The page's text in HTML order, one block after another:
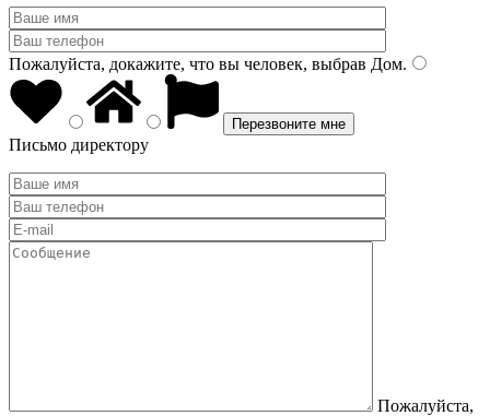
Пожалуйста, докажите, что вы человек, выбрав Дом.
Письмо директору
Пожалуйста,